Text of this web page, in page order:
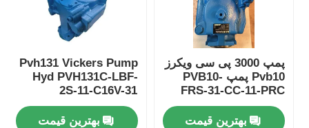
پمپ 3000 پی سی ویکرز
Pvb10 پمپ PVB10-
FRS-31-CC-11-PRC
پمپ هایدروستی ویکرز
210 بار
بهترین قیمت
Pvh131 Vickers Pump
Hyd PVH131C-LBF-
2S-11-C16V-31
PVH131C-LBF-2S-11-
C25V-31بهترین قیمت